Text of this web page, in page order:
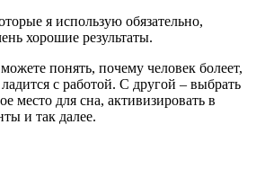
я использую обязательно,
хорошие результаты.
понять, почему человек болеет,
с работой. С другой – выбрать
место для сна, активизировать в
и так далее.